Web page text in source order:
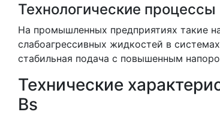
Технологические
На промышленных предприятиях такие
слабоагрессивных жидкостей в
стабильная подача с повышенным
Технические
Bs